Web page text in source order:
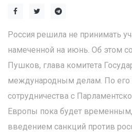
Россия решила не принимать
намеченной на июнь. Об этом
Пушков, глава комитета
международным делам. По его
сотрудничества с
Европы пока будет временным,
введением санкций против